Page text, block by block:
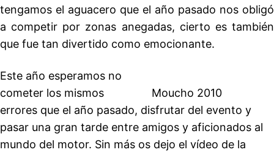
tengamos el aguacero que el año pasado nos obligó
a competir por zonas anegadas, cierto es también
que fue tan divertido como emocionante.
Moucho 2010
Este año esperamos no
cometer los mismos
errores que el año pasado, disfrutar del evento y
pasar una gran tarde entre amigos y aficionados al
mundo del motor. Sin más os dejo el vídeo de la